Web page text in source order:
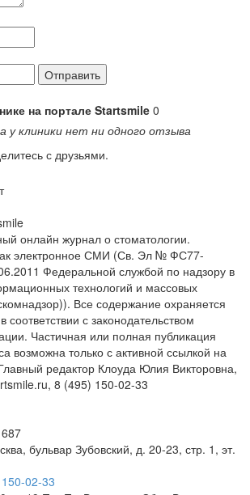
на портале Startsmile 0
у клиники нет ни одного отзыва
с друзьями.
онлайн журнал о стоматологии.
электронное СМИ (Св. Эл № ФС77-
Федеральной службой по надзору в
технологий и массовых
Все содержание охраняется
соответствии с законодательством
Частичная или полная публикация
возможна только с активной ссылкой на
редактор Клоуда Юлия Викторовна,
8 (495) 150-02-33
бульвар Зубовский, д. 20-23, стр. 1, эт.
02-33